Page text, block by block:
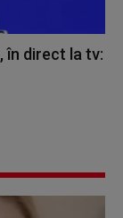
în direct la tv: